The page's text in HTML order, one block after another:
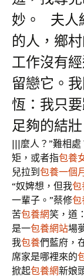
妙。
夫人
的人，鄉
工作沒有
留戀它。
恆：我只
足夠的結壯
|||麼人？”難相
矩，或者指包養
兒拉到 包養一個
“奴婢想，但我包
一輩子。”蔡修包
苦包養網笑，道
是一包養網站場
我包養們藍府，
席家是哪裡來的
掀起包養網新娘